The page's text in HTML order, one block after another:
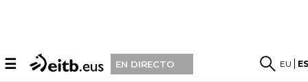
☰ EN DIRECTO EU